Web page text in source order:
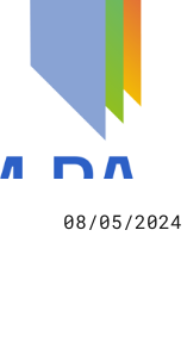
08/05/2024